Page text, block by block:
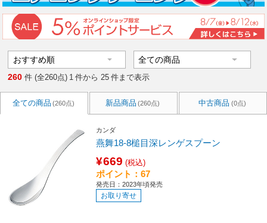
260 件 (全260点) 1 件から 25 件まで表示
全ての商品 (260点) 新品商品 (260点) 中古商品 (0点)
カンダ
燕舞18-8槌目深レンゲスプーン
¥669 (税込)
ポイント：67
発売日：2023年頃発売
お取り寄せ